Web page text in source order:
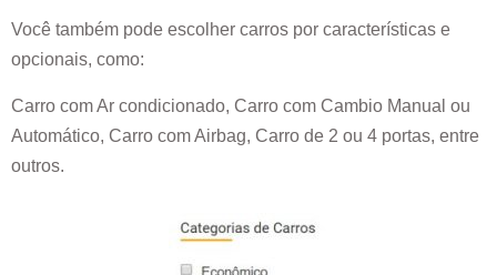
Você também pode escolher carros por características e
opcionais, como:
Carro com Ar condicionado, Carro com Cambio Manual ou
Automático, Carro com Airbag, Carro de 2 ou 4 portas, entre
outros.